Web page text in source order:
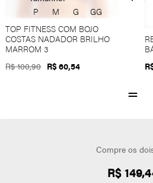
G
GG
M
P
TOP FITNESS COM BOJO
COSTAS NADADOR BRILHO
MARROM 3
R$ 100,90 R$ 60,54
Compre os
R$